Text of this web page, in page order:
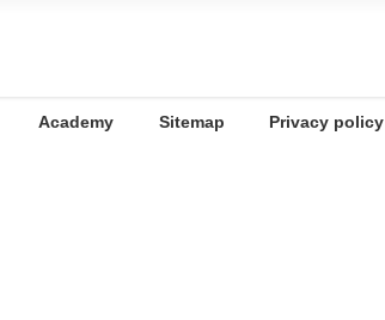
Academy Sitemap Privacy policy